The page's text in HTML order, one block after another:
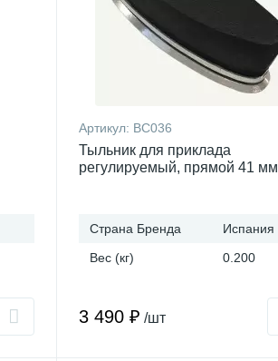
Артикул: BC036
Тыльник для приклада
регулируемый, прямой 41 мм
Страна Бренда
Испания
Вес (кг)
0.200
3 490 ₽ /шт